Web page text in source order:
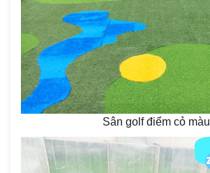
Sân golf điểm cỏ màu